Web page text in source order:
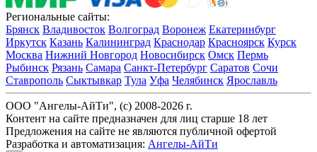
Региональные сайты:
Брянск Владивосток Волгоград Воронеж Екатеринбург
Иркутск Казань Калининград Краснодар Красноярск Курск
Москва Нижний Новгород Новосибирск Омск Пермь
Рыбинск Рязань Самара Санкт-Петербург Саратов Сочи
Ставрополь Сыктывкар Тула Уфа Челябинск Ярославль
ООО "Ангелы-АйТи", (c) 2008-2026 г.
Контент на сайте предназначен для лиц старше 18 лет
Предложения на сайте не являются публичной офертой
Разработка и автоматизация: Ангелы-АйТи